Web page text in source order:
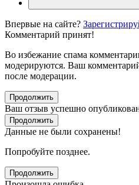
Впервые на сайте?
Комментарий принят!
Во избежание спама
модерируются. Ваш
после модерации.
Продолжить
Ваш отзыв успешно
Продолжить
Данные не были сохранены!
Попробуйте позднее.
Продолжить